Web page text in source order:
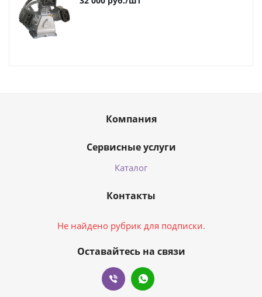
Компания
Сервисные услуги
Каталог
Контакты
Не найдено рубрик для подписки.
Оставайтесь на связи